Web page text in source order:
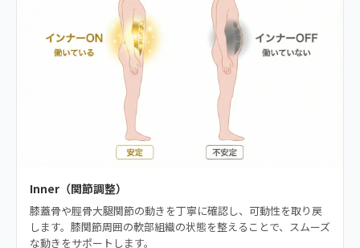
Inner（関節調整）
膝蓋骨や脛骨大腿関節の動きを丁寧に確認し、可動性を取り戻
します。膝関節周囲の軟部組織の状態を整えることで、スムーズ
な動きをサポートします。